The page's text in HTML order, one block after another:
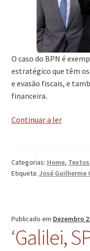
O caso do BPN é
estratégico que têm
e evasão fiscais, e
financeira.
Continuar a ler‘O
Categorias: Home,
Etiqueta: José Guilherme
Publicado em Dezembro
‘Galilei,